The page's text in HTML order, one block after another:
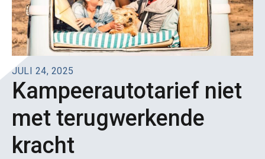
JULI 24, 2025
Kampeerautotarief niet
met terugwerkende
kracht